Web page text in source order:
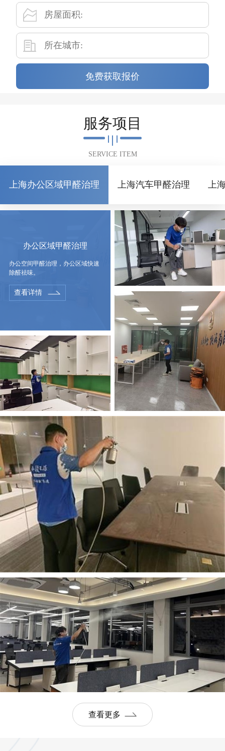
免费获取报价
服务项目
SERVICE ITEM
上海办公区域甲醛治理 上海汽车甲醛治理 上
办公区域甲醛治理
办公空间甲醛治理，办公区域快速
除醛祛味。
查看详情
查看更多